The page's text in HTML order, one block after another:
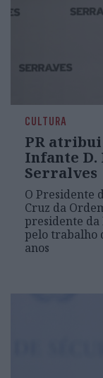
CULTURA
PR atribui
Infante D.
Serralves
O Presidente
Cruz da
presidente da
pelo trabalho
anos